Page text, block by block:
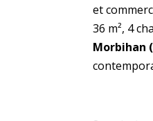
et
36 m², 4
Morbihan